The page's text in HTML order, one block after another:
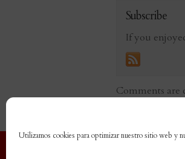
Utilizamos cookies para optimizar nuestro sitio web y
Subscribe
If you
Comments are
Regala